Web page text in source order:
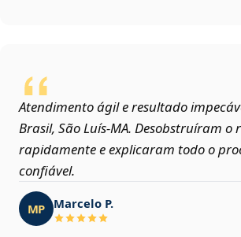
Atendimento ágil e resultado
Brasil, São Luís‑MA. Desobstruíram o
rapidamente e explicaram todo o
confiável.
MP Marcelo P.